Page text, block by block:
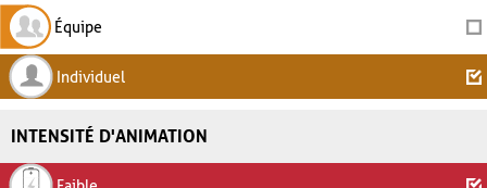
Équipe
Individuel
INTENSITÉ D'ANIMATION